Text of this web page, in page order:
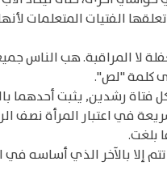
الفتيات المتعلمات
لا المراقبة. هب الناس
كلمة "لص".
فتاة رشدين, يثبت أحدهما
في اعتبار المرأة نصف
بلغت.
إلا بالآخر الذي أساسه